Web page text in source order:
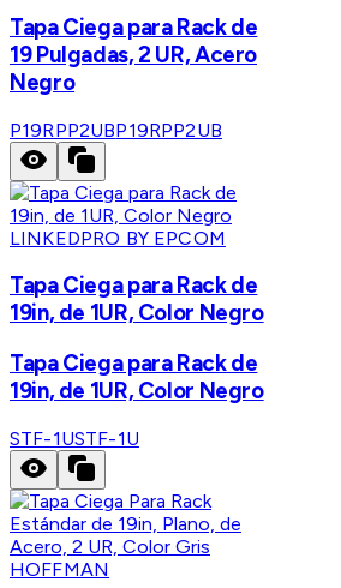
Tapa Ciega para Rack de
19 Pulgadas, 2 UR, Acero
Negro
P19RPP2UBP19RPP2UB
LINKEDPRO BY EPCOM
Tapa Ciega para Rack de
19in, de 1UR, Color Negro
Tapa Ciega para Rack de
19in, de 1UR, Color Negro
STF-1USTF-1U
HOFFMAN